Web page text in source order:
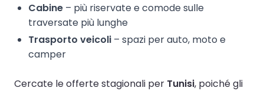
Cabine – più riservate e comode sulle
traversate più lunghe
Trasporto veicoli – spazi per auto, moto e
camper
Cercate le offerte stagionali per Tunisi, poiché gli